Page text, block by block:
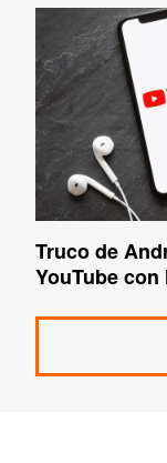
Truco de
YouTube